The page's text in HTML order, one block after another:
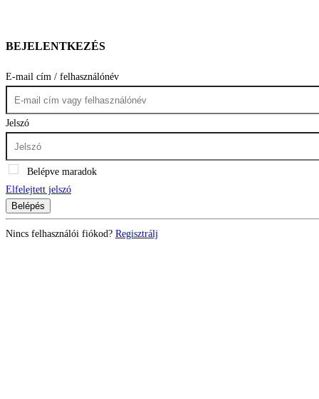
BEJELENTKEZÉS
E-mail cím / felhasználónév
Jelszó
Belépve maradok
Elfelejtett jelszó
Belépés
Nincs felhasználói fiókod? Regisztrálj